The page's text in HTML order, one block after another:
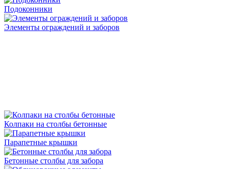
Подоконники
Элементы ограждений и заборов
Колпаки на столбы бетонные
Парапетные крышки
Бетонные столбы для забора